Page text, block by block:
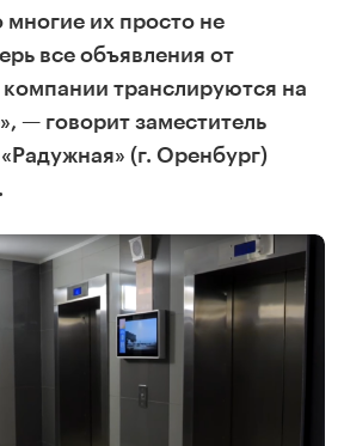
многие их просто не
все объявления от
транслируются на
— говорит заместитель
(г. Оренбург)